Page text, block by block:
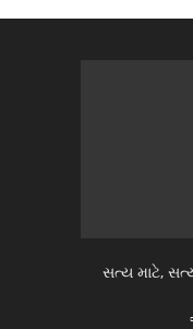
સત્ય માટે,